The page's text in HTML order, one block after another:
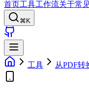
首页工具工作流关于常
⌘K
工具 从PDF转